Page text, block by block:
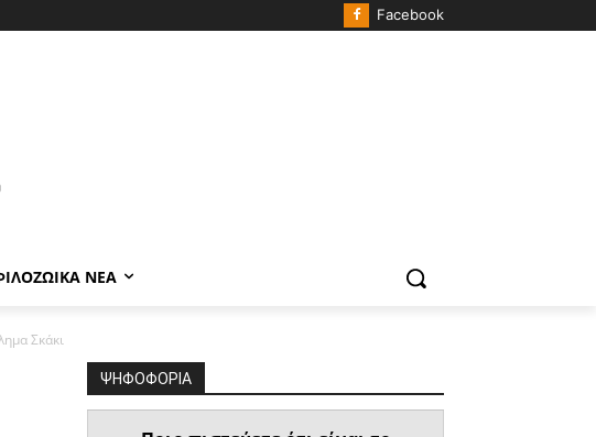
Facebook
ΝΈΑ
Σκάκι
ΨΗΦΟΦΟΡΙΑ